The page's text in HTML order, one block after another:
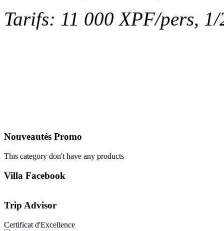
Tarifs: 11 000 XPF/pers,
Nouveautés Promo
This category don't have any products
Villa Facebook
Trip Advisor
Certificat d'Excellence